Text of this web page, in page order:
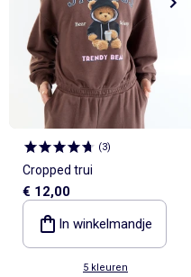
(3)
Cropped trui
€ 12,00
In winkelmandje
5 kleuren